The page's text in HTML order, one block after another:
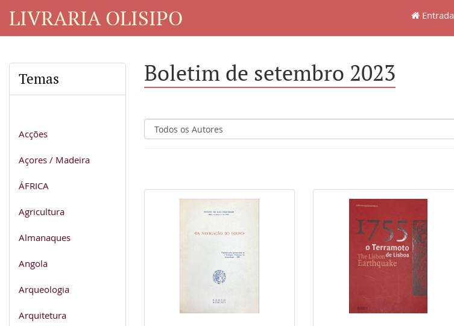
LIVRARIA OLISIPO Entrada
Temas
Acções
Açores / Madeira
ÁFRICA
Agricultura
Almanaques
Angola
Arqueologia
Arquitetura
Boletim de setembro 2023